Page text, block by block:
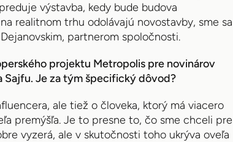
výstavba, kedy bude budova
realitnom trhu odolávajú novostavby, sme sa
partnerom spoločnosti.
projektu Metropolis pre novinárov
Sajfu. Je za tým špecifický dôvod?
ale tiež o človeka, ktorý má viacero
premýšľa. Je to presne to, čo sme chceli pre
vyzerá, ale v skutočnosti toho ukrýva oveľa